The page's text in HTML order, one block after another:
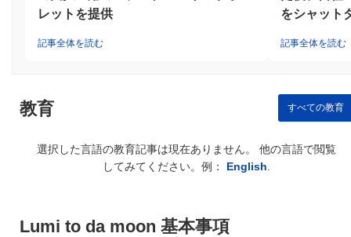
レットを提供
記事全体を読む
をシャット
記事全体を読む
教育 すべての教育
選択した言語の教育記事は現在ありません。 他の言語で閲覧
してみてください。例： English
Lumi to da moon 基本事項